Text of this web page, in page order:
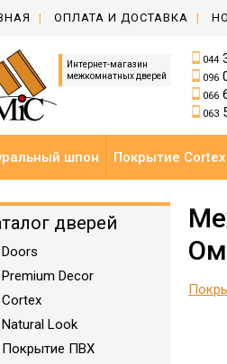
ОПЛАТА И ДОСТАВКА
Интернет-магазин
межкомнатных дверей
044
096
066
063
шпон Покрытие Cortex
дверей
Doors
Premium Decor
Cortex
Natural Look
Покрытие ПВХ